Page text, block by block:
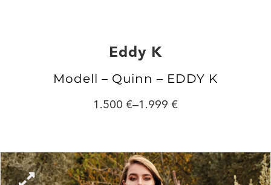
Eddy K
Modell – Quinn – EDDY K
1.500 –1.999